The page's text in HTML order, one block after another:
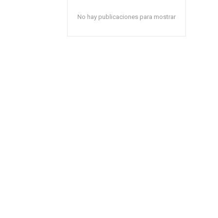
No hay publicaciones para mostrar